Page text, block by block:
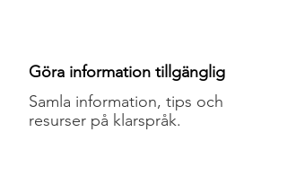
Göra information tillgänglig
Samla information, tips och
resurser på klarspråk.